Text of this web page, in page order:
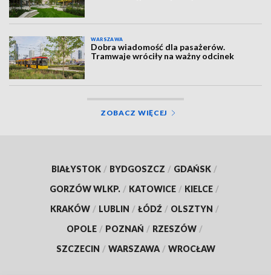
WARSZAWA
Dobra wiadomość dla pasażerów.
Tramwaje wróciły na ważny odcinek
ZOBACZ WIĘCEJ
BIAŁYSTOK / BYDGOSZCZ / GDAŃSK /
GORZÓW WLKP. / KATOWICE / KIELCE /
KRAKÓW / LUBLIN / ŁÓDŹ / OLSZTYN /
OPOLE / POZNAŃ / RZESZÓW /
SZCZECIN / WARSZAWA / WROCŁAW